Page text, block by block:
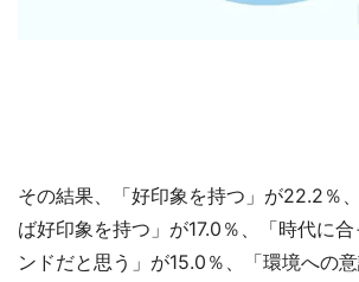
その結果、「好印象を持つ」が22.2％
ば好印象を持つ」が17.0％、「時代に
ンドだと思う」が15.0％、「環境への